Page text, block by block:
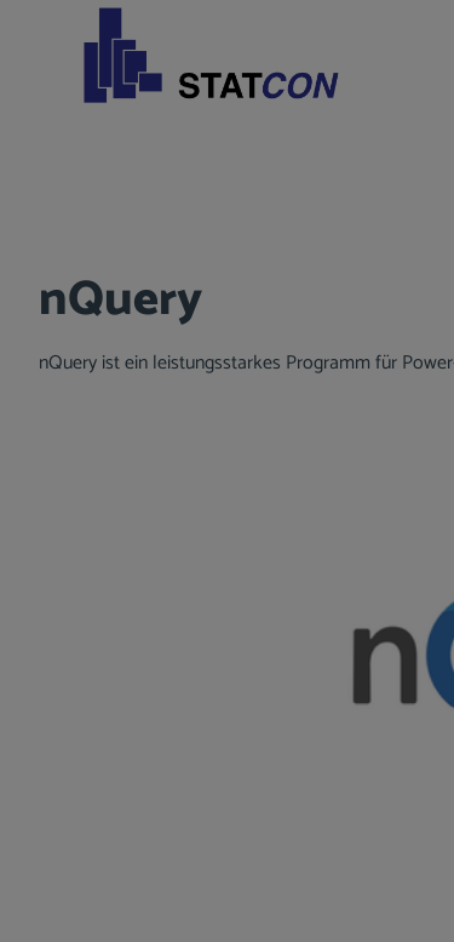
Zur Hauptnavigation springen
nQuery
nQuery ist ein leistungsstarkes Programm für